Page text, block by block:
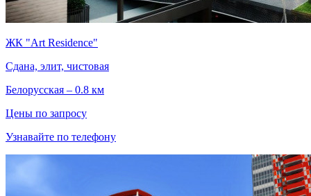
ЖК "Art Residence"
Сдана, элит, чистовая
Белорусская – 0.8 км
Цены по запросу
Узнавайте по телефону